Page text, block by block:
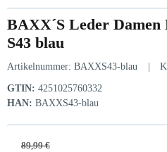
BAXX´S Leder Damen
S43 blau
Artikelnummer: BAXXS43-blau
GTIN: 4251025760332
HAN: BAXXS43-blau
89,99 €